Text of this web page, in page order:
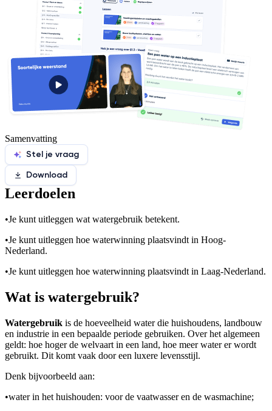
Samenvatting
Stel je vraag
Download
Leerdoelen
•Je kunt uitleggen wat watergebruik betekent.
•Je kunt uitleggen hoe waterwinning plaatsvindt in Hoog-
Nederland.
•Je kunt uitleggen hoe waterwinning plaatsvindt in Laag-Nederland.
Wat is watergebruik?
Watergebruik is de hoeveelheid water die huishoudens, landbouw
en industrie in een bepaalde periode gebruiken. Over het algemeen
geldt: hoe hoger de welvaart in een land, hoe meer water er wordt
gebruikt. Dit komt vaak door een luxere levensstijl.
Denk bijvoorbeeld aan:
•water in het huishouden: voor de vaatwasser en de wasmachine;